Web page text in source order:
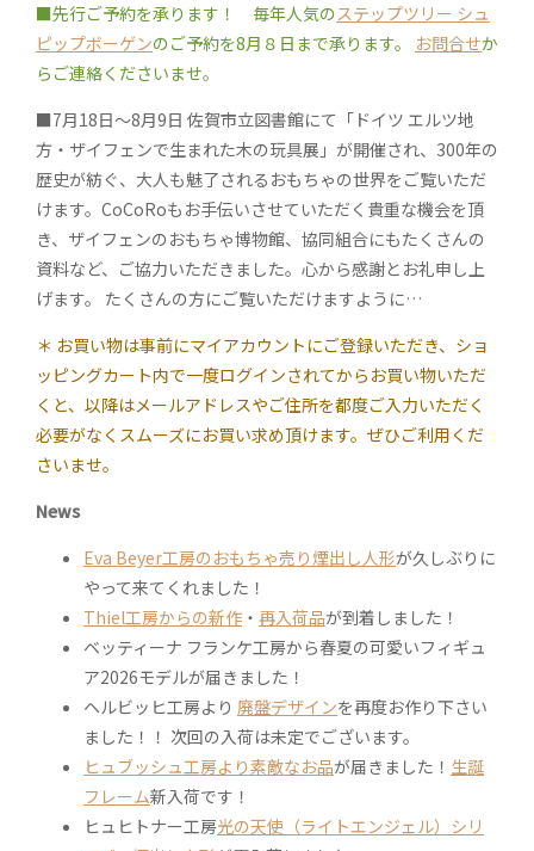
■先行ご予約を承ります！ 毎年人気のステップツリー シュ
ピップボーゲンのご予約を8月８日まで承ります。 お問合せか
らご連絡くださいませ。
■7月18日～8月9日 佐賀市立図書館にて「ドイツ エルツ地
方・ザイフェンで生まれた木の玩具展」が開催され、300年の
歴史が紡ぐ、大人も魅了されるおもちゃの世界をご覧いただ
けます。CoCoRoもお手伝いさせていただく貴重な機会を頂
き、ザイフェンのおもちゃ博物館、協同組合にもたくさんの
資料など、ご協力いただきました。心から感謝とお礼申し上
げます。 たくさんの方にご覧いただけますように…
＊ お買い物は事前にマイアカウントにご登録いただき、ショ
ッピングカート内で一度ログインされてからお買い物いただ
くと、以降はメールアドレスやご住所を都度ご入力いただく
必要がなくスムーズにお買い求め頂けます。ぜひご利用くだ
さいませ。
News
Eva Beyer工房のおもちゃ売り煙出し人形が久しぶりに
やって来てくれました！
Thiel工房からの新作 ・ 再入荷品が到着しました！
ベッティーナ フランケ工房から春夏の可愛いフィギュ
ア2026モデルが届きました！
ヘルビッヒ工房より 廃盤デザインを再度お作り下さい
ました！！ 次回の入荷は未定でございます。
ヒュブッシュ工房より素敵なお品が届きました！ 生誕
フレーム新入荷です！
ヒュヒトナー工房光の天使（ライトエンジェル）シリ